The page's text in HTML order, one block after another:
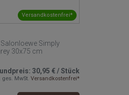
Versandkostenfrei*
Simply
30x75 cm
30,95 €/Stück
ges. MwSt. Versandkostenfrei*